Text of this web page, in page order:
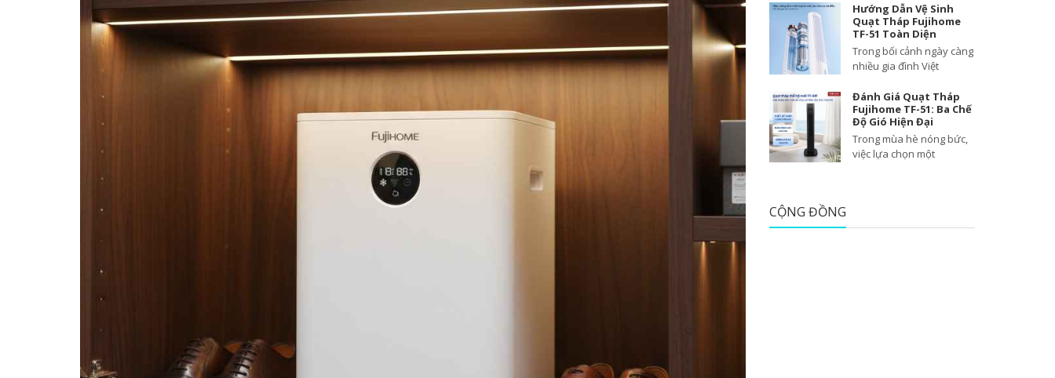
Hướng Dẫn Vệ Sinh
Quạt Tháp Fujihome
TF-51 Toàn Diện
Trong bối cảnh ngày càng
nhiều gia đình Việt
Đánh Giá Quạt Tháp
Fujihome TF-51: Ba Chế
Độ Gió Hiện Đại
Trong mùa hè nóng bức,
việc lựa chọn một
CỘNG ĐỒNG